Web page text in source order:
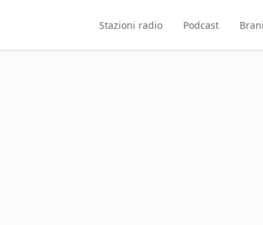
Stazioni radio Podcast